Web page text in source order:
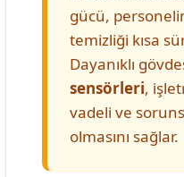
gücü,
temizliği kısa
Dayanıklı
sensörleri,
vadeli ve
olmasını sağlar.